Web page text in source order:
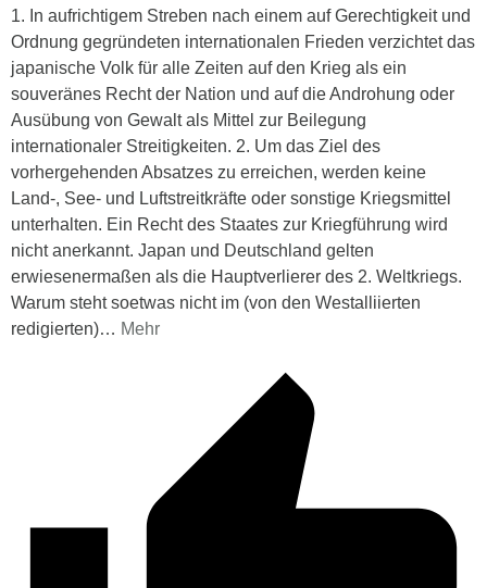
1. In aufrichtigem Streben nach einem auf Gerechtigkeit und
Ordnung gegründeten internationalen Frieden verzichtet das
japanische Volk für alle Zeiten auf den Krieg als ein
souveränes Recht der Nation und auf die Androhung oder
Ausübung von Gewalt als Mittel zur Beilegung
internationaler Streitigkeiten. 2. Um das Ziel des
vorhergehenden Absatzes zu erreichen, werden keine
Land-, See- und Luftstreitkräfte oder sonstige Kriegsmittel
unterhalten. Ein Recht des Staates zur Kriegführung wird
nicht anerkannt. Japan und Deutschland gelten
erwiesenermaßen als die Hauptverlierer des 2. Weltkriegs.
Warum steht soetwas nicht im (von den Westalliierten
redigierten)… Mehr